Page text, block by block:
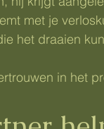
met je
het draaien
in het